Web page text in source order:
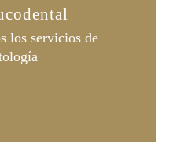
los servicios de